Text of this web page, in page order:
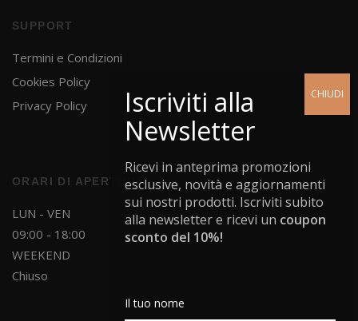
SUPPORT
Termini e Condizioni
Cookies Policy
Privacy Policy
ORARI DI APERTURA
LUN - VEN
09:00 - 18:00
WEEKEND
Chiuso
Ricevi in anteprima promozioni
esclusive, novità e aggiornamenti
sui nostri prodotti. Iscriviti subito
alla newsletter e ricevi un coupon
sconto del 10%!